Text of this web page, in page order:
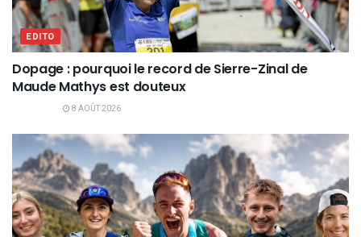
EDITO
Dopage : pourquoi le record de Sierre-Zinal de
Maude Mathys est douteux
8 AOÛT 2026